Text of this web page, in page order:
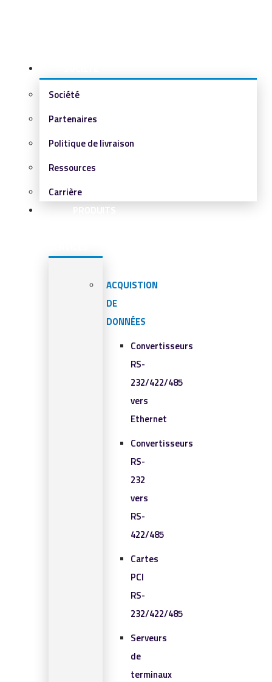
Société
Partenaires
Politique de livraison
Ressources
Carrière
PRODUITS
ACQUISTION
DE
DONNÉES
Convertisseurs
RS-
232/422/485
vers
Ethernet
Convertisseurs
RS-
232
vers
RS-
422/485
Cartes
PCI
RS-
232/422/485
Serveurs
de
terminaux